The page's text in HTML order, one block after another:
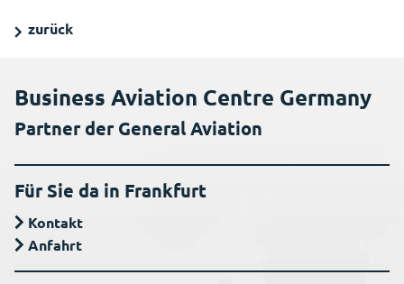
zurück
Business Aviation Centre Germany
Partner der General Aviation
Für Sie da in Frankfurt
Kontakt
Anfahrt